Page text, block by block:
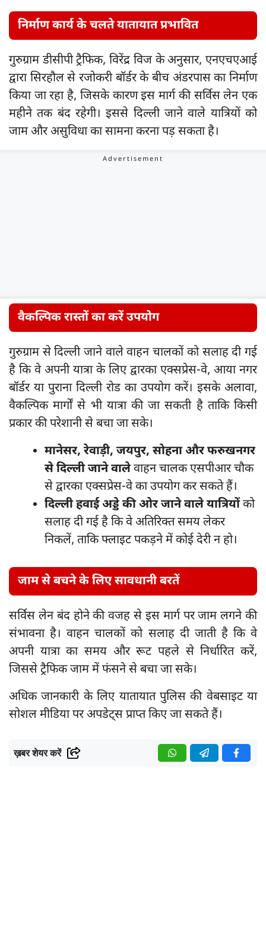
निर्माण कार्य के चलते यातायात प्रभावित
गुरुग्राम डीसीपी ट्रैफिक, विरेंद्र विज के अनुसार, एनएचएआई
द्वारा सिरहौल से रजोकरी बॉर्डर के बीच अंडरपास का निर्माण
किया जा रहा है, जिसके कारण इस मार्ग की सर्विस लेन एक
महीने तक बंद रहेगी। इससे दिल्ली जाने वाले यात्रियों को
जाम और असुविधा का सामना करना पड़ सकता है।
वैकल्पिक रास्तों का करें उपयोग
गुरुग्राम से दिल्ली जाने वाले वाहन चालकों को सलाह दी गई
है कि वे अपनी यात्रा के लिए द्वारका एक्सप्रेस-वे, आया नगर
बॉर्डर या पुराना दिल्ली रोड का उपयोग करें। इसके अलावा,
वैकल्पिक मार्गों से भी यात्रा की जा सकती है ताकि किसी
प्रकार की परेशानी से बचा जा सके।
मानेसर, रेवाड़ी, जयपुर, सोहना और फरुखनगर
से दिल्ली जाने वालेवाहन चालक एसपीआर चौक
से द्वारका एक्सप्रेस-वे का उपयोग कर सकते हैं।
दिल्ली हवाई अड्डे की ओर जाने वाले यात्रियोंको
सलाह दी गई है कि वे अतिरिक्त समय लेकर
निकलें, ताकि फ्लाइट पकड़ने में कोई देरी न हो।
जाम से बचने के लिए सावधानी बरतें
सर्विस लेन बंद होने की वजह से इस मार्ग पर जाम लगने की
संभावना है। वाहन चालकों को सलाह दी जाती है कि वे
अपनी यात्रा का समय और रूट पहले से निर्धारित करें,
जिससे ट्रैफिक जाम में फंसने से बचा जा सके।
अधिक जानकारी के लिए यातायात पुलिस की वेबसाइट या
सोशल मीडिया पर अपडेट्स प्राप्त किए जा सकते हैं।
ख़बर शेयर करें